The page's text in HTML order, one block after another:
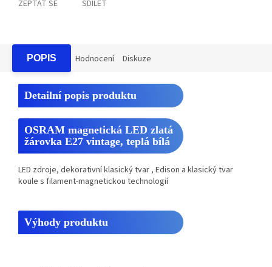
ZEPTAT SE SDÍLET
POPIS Hodnocení Diskuze
Detailní popis produktu
OSRAM magnetická LED zlatá
žárovka E27 vintage, teplá bílá
LED zdroje, dekorativní klasický tvar , Edison a klasický tvar
koule s filament-magnetickou technologií
Výhody produktu